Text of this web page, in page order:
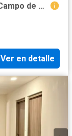
Loft Industrial con Terraza y Vista al Campo de Golf Campestre 3
Ver en detalle